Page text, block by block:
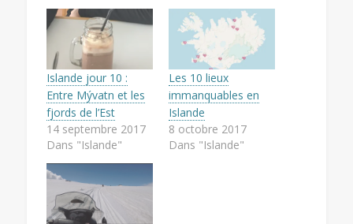
Islande jour 10 :
Entre Mývatn et les
fjords de l’Est
14 septembre 2017
Dans "Islande"
Les 10 lieux
immanquables en
Islande
8 octobre 2017
Dans "Islande"